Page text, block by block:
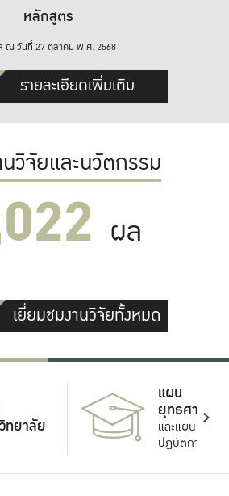
หลักสูตร
ณ วันที่ 27 ตุลาคม พ.ศ. 2568
รายละเอียดเพิ่มเติม
วิจัยและนวัตกรรม
ผล
เยี่ยมชมงานวิจัยทั้งหมด
ทยาลัย
แผน
ยุทธศาสตร์
และแผน
ปฏิบัติการ